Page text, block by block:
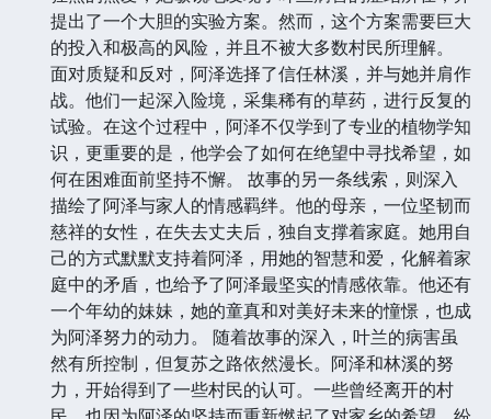
提出了一个大胆的实验方案。然而，这个方案需要巨大
的投入和极高的风险，并且不被大多数村民所理解。
面对质疑和反对，阿泽选择了信任林溪，并与她并肩作
战。他们一起深入险境，采集稀有的草药，进行反复的
试验。在这个过程中，阿泽不仅学到了专业的植物学知
识，更重要的是，他学会了如何在绝望中寻找希望，如
何在困难面前坚持不懈。 故事的另一条线索，则深入
描绘了阿泽与家人的情感羁绊。他的母亲，一位坚韧而
慈祥的女性，在失去丈夫后，独自支撑着家庭。她用自
己的方式默默支持着阿泽，用她的智慧和爱，化解着家
庭中的矛盾，也给予了阿泽最坚实的情感依靠。他还有
一个年幼的妹妹，她的童真和对美好未来的憧憬，也成
为阿泽努力的动力。 随着故事的深入，叶兰的病害虽
然有所控制，但复苏之路依然漫长。阿泽和林溪的努
力，开始得到了一些村民的认可。一些曾经离开的村